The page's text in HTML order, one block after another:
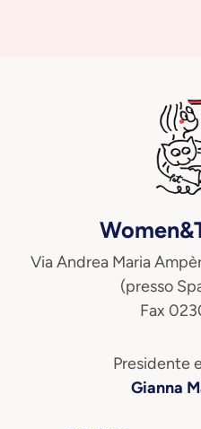
Via Andrea Maria
(presso
Fax
Presidente
Gianna